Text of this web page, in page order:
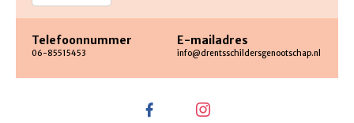
Telefoonnummer
06-85515453
E-mailadres
info@drentsschildersgenootschap.nl